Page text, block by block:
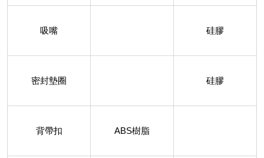
吸嘴 硅膠
密封墊圈 硅膠
背帶扣 ABS樹脂